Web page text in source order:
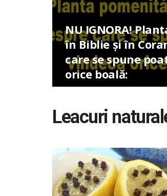
NU IGNORA!
în Biblie și în
care se spune
orice boală:
Leacuri